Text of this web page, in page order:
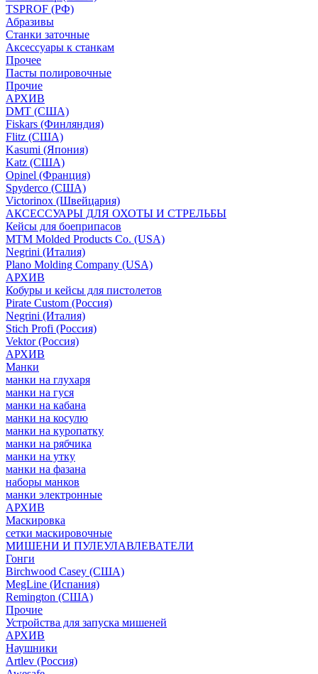
TSPROF (РФ)
Абразивы
Станки заточные
Аксессуары к станкам
Прочее
Пасты полировочные
Прочие
АРХИВ
DMT (США)
Fiskars (Финляндия)
Flitz (США)
Kasumi (Япония)
Katz (США)
Opinel (Франция)
Spyderco (США)
Victorinox (Швейцария)
АКСЕССУАРЫ ДЛЯ ОХОТЫ И СТРЕЛЬБЫ
Кейсы для боеприпасов
MTM Molded Products Co. (USA)
Negrini (Италия)
Plano Molding Company (USA)
АРХИВ
Кобуры и кейсы для пистолетов
Pirate Custom (Россия)
Negrini (Италия)
Stich Profi (Россия)
Vektor (Россия)
АРХИВ
Манки
манки на глухаря
манки на гуся
манки на кабана
манки на косулю
манки на куропатку
манки на рябчика
манки на утку
манки на фазана
наборы манков
манки электронные
АРХИВ
Маскировка
сетки маскировочные
МИШЕНИ И ПУЛЕУЛАВЛЕВАТЕЛИ
Гонги
Birchwood Casey (США)
MegLine (Испания)
Remington (США)
Прочие
Устройства для запуска мишеней
АРХИВ
Наушники
Artlev (Россия)